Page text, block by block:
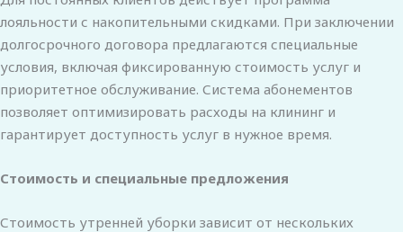
лояльности с накопительными скидками. При заключении
долгосрочного договора предлагаются специальные
условия, включая фиксированную стоимость услуг и
приоритетное обслуживание. Система абонементов
позволяет оптимизировать расходы на клининг и
гарантирует доступность услуг в нужное время.
Стоимость и специальные предложения
Стоимость утренней уборки зависит от нескольких